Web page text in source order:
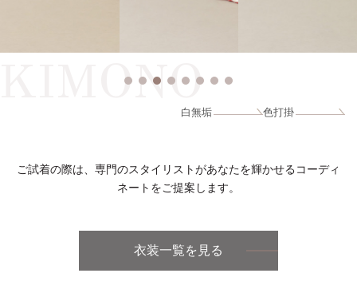
KIMONO
白無垢 色打掛
ご試着の際は、専門のスタイリストがあなたを輝かせるコーディ
ネートをご提案します。
衣装一覧を見る